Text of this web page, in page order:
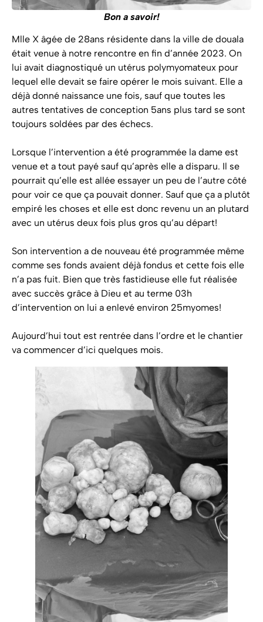
Bon a savoir!
Mlle X âgée de 28ans résidente dans la ville de douala
était venue à notre rencontre en fin d’année 2023. On
lui avait diagnostiqué un utérus polymyomateux pour
lequel elle devait se faire opérer le mois suivant. Elle a
déjà donné naissance une fois, sauf que toutes les
autres tentatives de conception 5ans plus tard se sont
toujours soldées par des échecs.
Lorsque l’intervention a été programmée la dame est
venue et a tout payé sauf qu’après elle a disparu. Il se
pourrait qu’elle est allée essayer un peu de l’autre côté
pour voir ce que ça pouvait donner. Sauf que ça a plutôt
empiré les choses et elle est donc revenu un an plutard
avec un utérus deux fois plus gros qu’au départ!
Son intervention a de nouveau été programmée même
comme ses fonds avaient déjà fondus et cette fois elle
n’a pas fuit. Bien que très fastidieuse elle fut réalisée
avec succès grâce à Dieu et au terme 03h
d’intervention on lui a enlevé environ 25myomes!
Aujourd’hui tout est rentrée dans l’ordre et le chantier
va commencer d’ici quelques mois.